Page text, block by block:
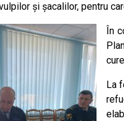
și șacalilor, pentru
În
La